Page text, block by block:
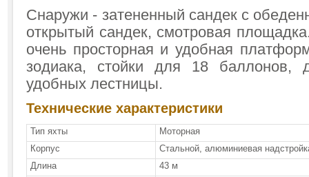
Снаружи - затененный сандек с
открытый сандек, смотровая
очень просторная и удобная
зодиака, стойки для 18
удобных лестницы.
Технические характеристики
Тип яхты
Моторная
Корпус
Стальной, алюминиевая
Длина
43 м